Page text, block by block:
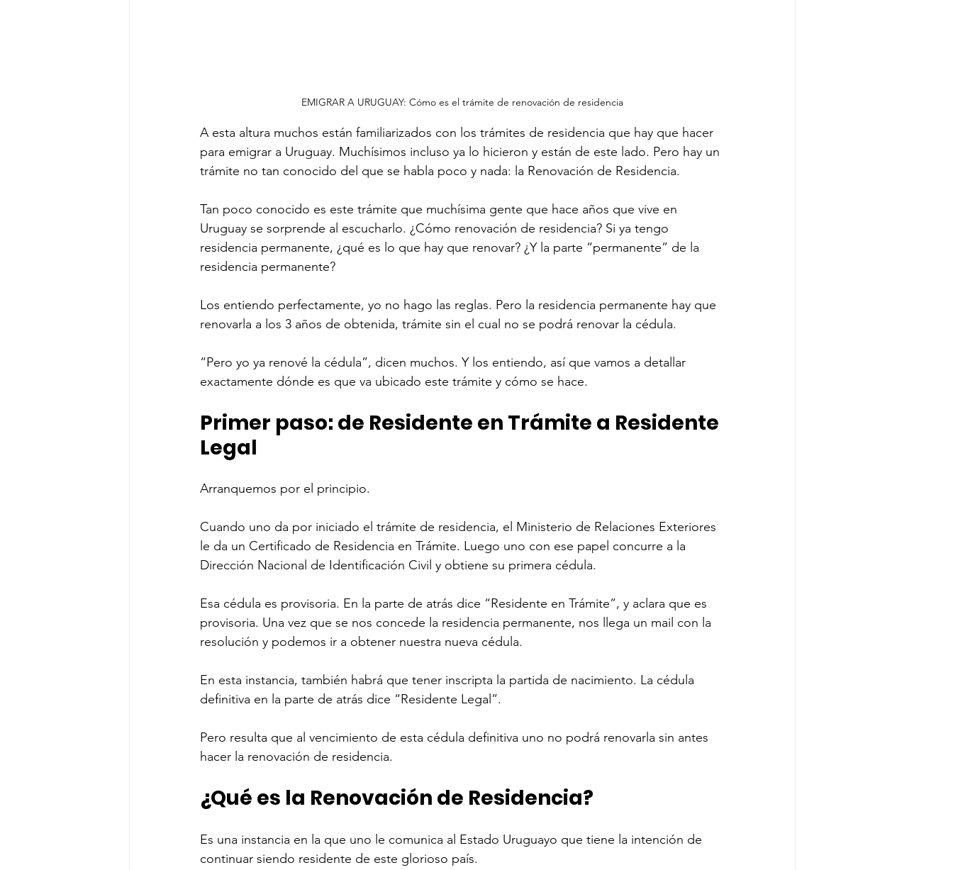
EMIGRAR A URUGUAY: Cómo es el trámite de renovación de residencia
A esta altura muchos están familiarizados con los trámites de residencia que hay que hacer
para emigrar a Uruguay. Muchísimos incluso ya lo hicieron y están de este lado. Pero hay un
trámite no tan conocido del que se habla poco y nada: la Renovación de Residencia.
Tan poco conocido es este trámite que muchísima gente que hace años que vive en
Uruguay se sorprende al escucharlo. ¿Cómo renovación de residencia? Si ya tengo
residencia permanente, ¿qué es lo que hay que renovar? ¿Y la parte “permanente” de la
residencia permanente?
Los entiendo perfectamente, yo no hago las reglas. Pero la residencia permanente hay que
renovarla a los 3 años de obtenida, trámite sin el cual no se podrá renovar la cédula.
“Pero yo ya renové la cédula”, dicen muchos. Y los entiendo, así que vamos a detallar
exactamente dónde es que va ubicado este trámite y cómo se hace.
Primer paso: de Residente en Trámite a Residente
Legal
Arranquemos por el principio.
Cuando uno da por iniciado el trámite de residencia, el Ministerio de Relaciones Exteriores
le da un Certificado de Residencia en Trámite. Luego uno con ese papel concurre a la
Dirección Nacional de Identificación Civil y obtiene su primera cédula.
Esa cédula es provisoria. En la parte de atrás dice “Residente en Trámite”, y aclara que es
provisoria. Una vez que se nos concede la residencia permanente, nos llega un mail con la
resolución y podemos ir a obtener nuestra nueva cédula.
En esta instancia, también habrá que tener inscripta la partida de nacimiento. La cédula
definitiva en la parte de atrás dice “Residente Legal”.
Pero resulta que al vencimiento de esta cédula definitiva uno no podrá renovarla sin antes
hacer la renovación de residencia.
¿Qué es la Renovación de Residencia?
Es una instancia en la que uno le comunica al Estado Uruguayo que tiene la intención de
continuar siendo residente de este glorioso país.